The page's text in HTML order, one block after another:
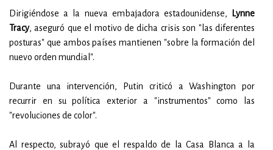
Dirigiéndose a la nueva embajadora estadounidense,
Lynne
Tracy, aseguró que el motivo de dicha crisis son "las diferentes
posturas" que ambos países mantienen "sobre la formación del
nuevo orden mundial".
Durante una intervención, Putin criticó a Washington por
recurrir en su política exterior a "instrumentos" como las
"revoluciones de color".
Al respecto, subrayó que el respaldo de la Casa Blanca a la